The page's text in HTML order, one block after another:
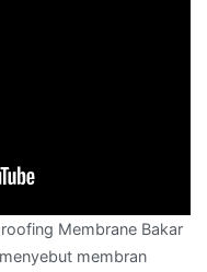
Membrane Bakar
membran